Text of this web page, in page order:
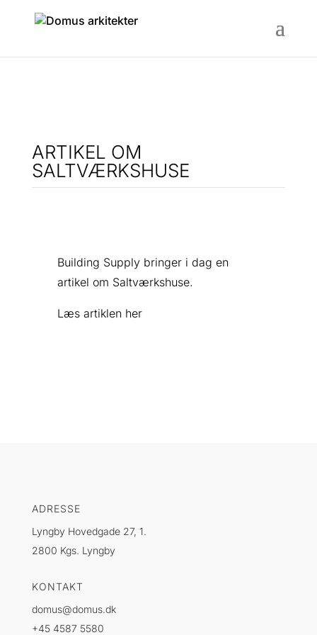
ARTIKEL OM
SALTVÆRKSHUSE
Building Supply bringer i dag en
artikel om Saltværkshuse.
Læs artiklen her
ADRESSE
Lyngby Hovedgade 27, 1.
2800 Kgs. Lyngby
KONTAKT
domus@domus.dk
+45 4587 5580